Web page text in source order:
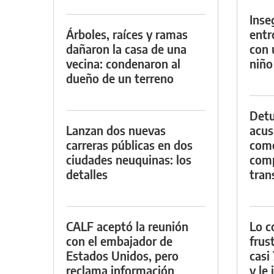
Árboles, raíces y ramas
dañaron la casa de una
vecina: condenaron al
dueño de un terreno
Lanzan dos nuevas
carreras públicas en dos
ciudades neuquinas: los
detalles
CALF aceptó la reunión
con el embajador de
Estados Unidos, pero
reclama información
con
Lo
casi
y le